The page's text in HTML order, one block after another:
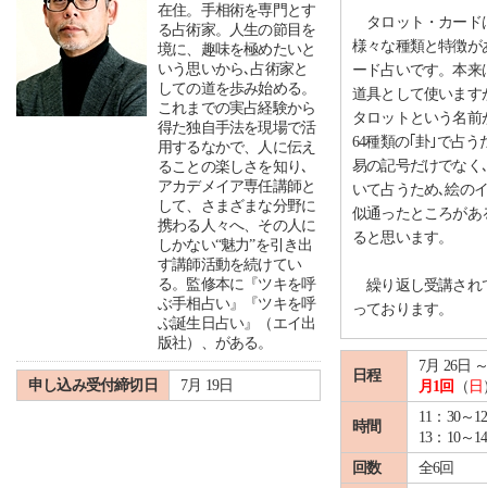
在住。手相術を専門とす
る占術家。人生の節目を
境に、趣味を極めたいと
いう思いから､占術家と
しての道を歩み始める。
これまでの実占経験から
得た独自手法を現場で活
用するなかで、人に伝え
ることの楽しさを知り､
アカデメイア専任講師と
して、さまざまな分野に
携わる人々へ、その人に
しかない“魅力”を引き出
す講師活動を続けてい
る。監修本に『ツキを呼
ぶ手相占い』『ツキを呼
ぶ誕生日占い』（エイ出
版社）、がある。
申し込み受付締切日 7月 19日
タロット・カード
様々な種類と特徴が
ード占いです。本
道具として使います
タロットという名
64種類の｢卦｣で占
易の記号だけでなく
いて占うため､絵の
似通ったところがあ
ると思います。
繰り返し受講され
っております。
日程
7月 26日
月1回
（ 日
時間
11：30～
13：10～
回数
全6回